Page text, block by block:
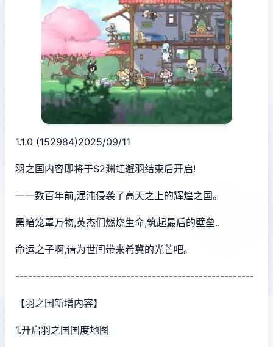
1.1.0 (152984)2025/09/11
羽之国内容即将于S2渊虹邂羽结束后开启!
一一数百年前,混沌侵袭了高天之上的辉煌之国。
黑暗笼罩万物,英杰们燃烧生命,筑起最后的壁垒..
命运之子啊,请为世间带来希冀的光芒吧。
--------------------------------------------------------
【羽之国新增内容】
1.开启羽之国国度地图